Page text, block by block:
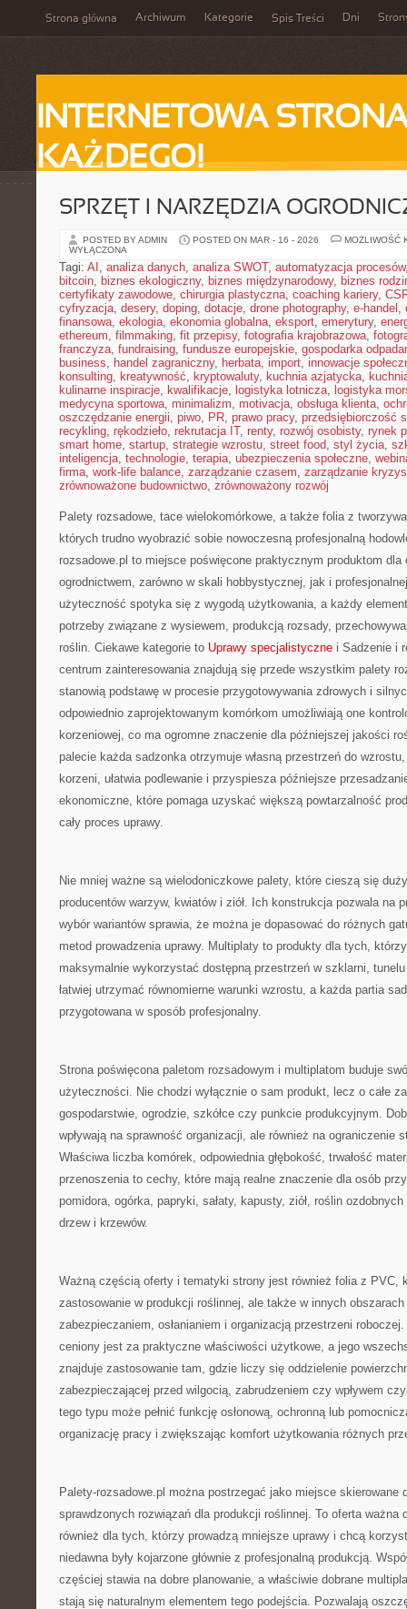
Strona główna Archiwum Kategorie Spis Treści Dni
INTERNETOWA
KAŻDEGO!
SPRZĘT I NARZĘDZIA
POSTED BY ADMIN POSTED ON MAR - 16 - 2026
MOŻLIWOŚĆ
WYŁĄCZONA
Tagi: AI , analiza danych, analiza SWOT, automatyzacja procesów
bitcoin, biznes ekologiczny, biznes międzynarodowy, biznes
certyfikaty zawodowe, chirurgia plastyczna, coaching kariery,
cyfryzacja, desery, doping, dotacje, drone photography, e-handel ,
finansowa, ekologia, ekonomia globalna, eksport, emerytury,
ethereum, filmmaking, fit przepisy, fotografia krajobrazowa,
franczyza, fundraising, fundusze europejskie, gospodarka
business, handel zagraniczny, herbata, import, innowacje
konsulting, kreatywność, kryptowaluty, kuchnia azjatycka,
kulinarne inspiracje, kwalifikacje, logistyka lotnicza, logistyka
medycyna sportowa, minimalizm, motivacja, obsługa klienta,
oszczędzanie energii, piwo, PR, prawo pracy, przedsiębiorczość
recykling, rękodzieło, rekrutacja IT, renty, rozwój osobisty, rynek
smart home, startup, strategie wzrostu, street food, styl życia,
inteligencja, technologie, terapia, ubezpieczenia społeczne,
firma, work-life balance, zarządzanie czasem, zarządzanie
zrównoważone budownictwo, zrównoważony rozwój
Palety rozsadowe, tace wielokomórkowe, a także folia z
których trudno wyobrazić sobie nowoczesną profesjonalną
rozsadowe.pl to miejsce poświęcone praktycznym produktom
ogrodnictwem, zarówno w skali hobbystycznej, jak i
użyteczność spotyka się z wygodą użytkowania, a każdy
potrzeby związane z wysiewem, produkcją rozsady,
roślin. Ciekawe kategorie to Uprawy specjalistyczne i Sadzenie i
centrum zainteresowania znajdują się przede wszystkim palety
stanowią podstawę w procesie przygotowywania zdrowych i
odpowiednio zaprojektowanym komórkom umożliwiają one
korzeniowej, co ma ogromne znaczenie dla późniejszej jakości
palecie każda sadzonka otrzymuje własną przestrzeń do
korzeni, ułatwia podlewanie i przyspiesza późniejsze
ekonomiczne, które pomaga uzyskać większą powtarzalność
cały proces uprawy.
Nie mniej ważne są wielodoniczkowe palety, które cieszą się
producentów warzyw, kwiatów i ziół. Ich konstrukcja pozwala na
wybór wariantów sprawia, że można je dopasować do różnych
metod prowadzenia uprawy. Multiplaty to produkty dla tych,
maksymalnie wykorzystać dostępną przestrzeń w szklarni,
łatwiej utrzymać równomierne warunki wzrostu, a każda partia
przygotowana w sposób profesjonalny.
Strona poświęcona paletom rozsadowym i multiplatom buduje
użyteczności. Nie chodzi wyłącznie o sam produkt, lecz o całe
gospodarstwie, ogrodzie, szkółce czy punkcie produkcyjnym.
wpływają na sprawność organizacji, ale również na ograniczenie
Właściwa liczba komórek, odpowiednia głębokość, trwałość
przenoszenia to cechy, które mają realne znaczenie dla osób
pomidora, ogórka, papryki, sałaty, kapusty, ziół, roślin
drzew i krzewów.
Ważną częścią oferty i tematyki strony jest również folia z PVC,
zastosowanie w produkcji roślinnej, ale także w innych
zabezpieczaniem, osłanianiem i organizacją przestrzeni roboczej.
ceniony jest za praktyczne właściwości użytkowe, a jego
znajduje zastosowanie tam, gdzie liczy się oddzielenie
zabezpieczającej przed wilgocią, zabrudzeniem czy wpływem
tego typu może pełnić funkcję osłonową, ochronną lub
organizację pracy i zwiększając komfort użytkowania różnych
Palety-rozsadowe.pl można postrzegać jako miejsce skierowane
sprawdzonych rozwiązań dla produkcji roślinnej. To oferta ważna
również dla tych, którzy prowadzą mniejsze uprawy i chcą
niedawna były kojarzone głównie z profesjonalną produkcją.
częściej stawia na dobre planowanie, a właściwie dobrane
stają się naturalnym elementem tego podejścia. Pozwalają